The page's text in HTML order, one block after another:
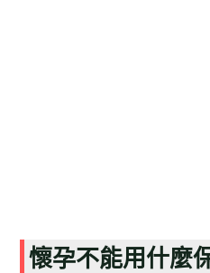
懷孕不能用什麼